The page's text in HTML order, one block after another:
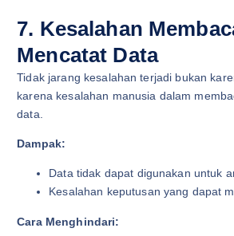
7. Kesalahan
Mencatat Data
Tidak jarang kesalahan terjadi bukan
karena kesalahan manusia dalam
data.
Dampak:
Data tidak dapat digunakan untuk
Kesalahan keputusan yang dapat
Cara Menghindari: